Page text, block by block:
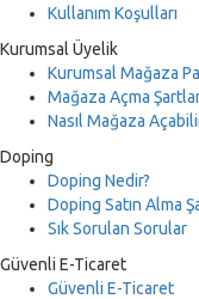
Kullanım Koşulları
Kurumsal Üyelik
Kurumsal Mağaza
Mağaza Açma
Nasıl Mağaza
Doping
Doping Nedir?
Doping Satın Alma
Sık Sorulan Sorular
Güvenli E-Ticaret
Güvenli E-Ticaret